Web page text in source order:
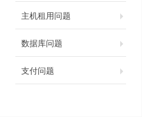
主机租用问题
数据库问题
支付问题